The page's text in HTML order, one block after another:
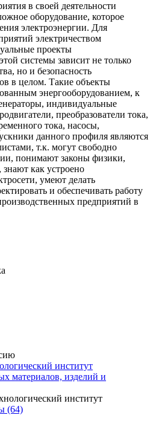
в своей деятельности
оборудование, которое
электроэнергии. Для
электричеством
проекты
системы зависит не только
но и безопасность
в целом. Такие объекты
энергооборудованием, к
индивидуальные
преобразователи тока,
тока, насосы,
данного профиля являются
т.к. могут свободно
понимают законы физики,
как устроено
умеют делать
и обеспечивать работу
предприятий в
институт
материалов, изделий и
(64)